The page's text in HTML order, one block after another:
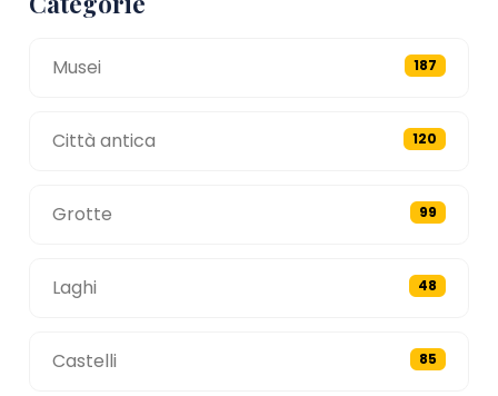
Musei 187
Città antica 120
Grotte 99
Laghi 48
Castelli 85